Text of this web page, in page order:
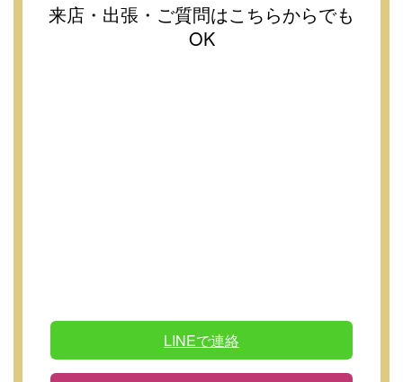
来店・出張・ご質問はこちらからでも
OK
LINEで連絡